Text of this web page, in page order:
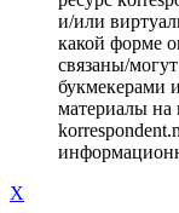
и/или
какой форме
связаны/
букмекерами
материалы на
X